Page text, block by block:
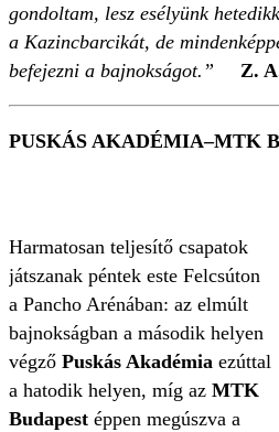
gondoltam, lesz esélyünk
a Kazincbarcikát, de
befejezni a bajnokságot.” Z.
PUSKÁS AKADÉMIA–MTK
Harmatosan teljesítő csapatok
játszanak péntek este Felcsúton
a Pancho Arénában: az elmúlt
bajnokságban a második helyen
végző Puskás Akadémia ezúttal
a hatodik helyen, míg az MTK
Budapest éppen megúszva a